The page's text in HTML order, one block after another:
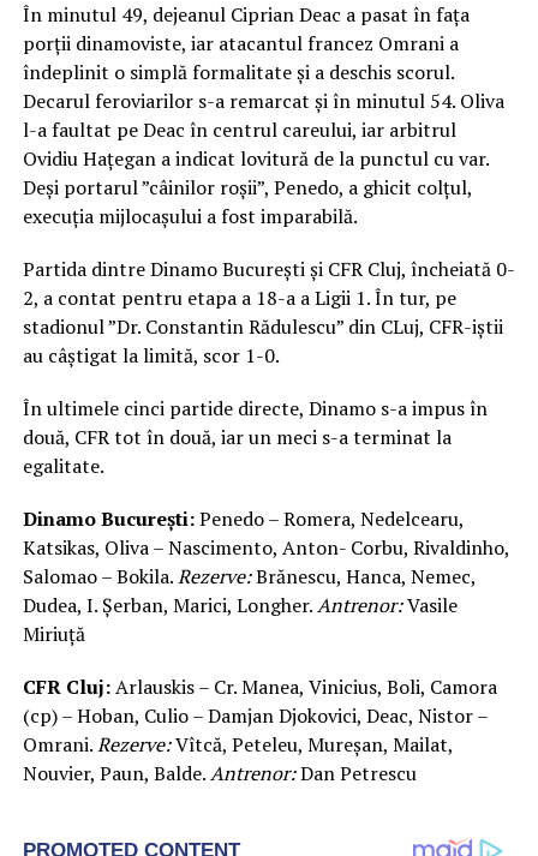
În minutul 49, dejeanul Ciprian Deac a pasat în fața
porții dinamoviste, iar atacantul francez Omrani a
îndeplinit o simplă formalitate și a deschis scorul.
Decarul feroviarilor s-a remarcat și în minutul 54. Oliva
l-a faultat pe Deac în centrul careului, iar arbitrul
Ovidiu Hațegan a indicat lovitură de la punctul cu var.
Deși portarul ”câinilor roșii”, Penedo, a ghicit colțul,
execuția mijlocașului a fost imparabilă.
Partida dintre Dinamo București și CFR Cluj, încheiată 0-
2, a contat pentru etapa a 18-a a Ligii 1. În tur, pe
stadionul ”Dr. Constantin Rădulescu” din CLuj, CFR-iștii
au câștigat la limită, scor 1-0.
În ultimele cinci partide directe, Dinamo s-a impus în
două, CFR tot în două, iar un meci s-a terminat la
egalitate.
Dinamo București:Penedo – Romera, Nedelcearu,
Katsikas, Oliva – Nascimento, Anton- Corbu, Rivaldinho,
Salomao – Bokila.Rezerve:Brănescu, Hanca, Nemec,
Dudea, I. Șerban, Marici, Longher.Antrenor:Vasile
Miriuță
CFR Cluj:Arlauskis – Cr. Manea, Vinicius, Boli, Camora
(cp) – Hoban, Culio – Damjan Djokovici, Deac, Nistor –
Omrani.Rezerve:Vîtcă, Peteleu, Mureșan, Mailat,
Nouvier, Paun, Balde.Antrenor:Dan Petrescu